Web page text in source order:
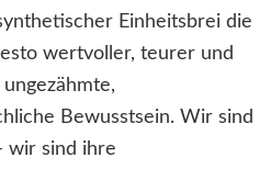
Einheitsbrei die
wertvoller, teurer und
Bewusstsein. Wir sind
wir sind ihre